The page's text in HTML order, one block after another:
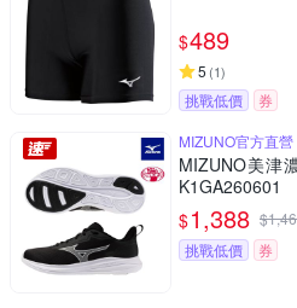
$489
5 (1)
挑戰低價
券
MIZUNO官方直營
MIZUNO美津
K1GA260601
$1,388 $
挑戰低價
券